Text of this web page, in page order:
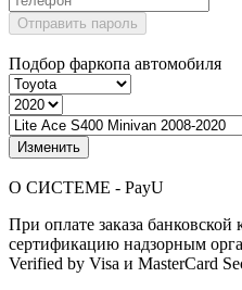
Отправить пароль
Подбор фаркопа автомобиля
Изменить
О СИСТЕМЕ - PayU
При оплате заказа
сертификацию надзорным
Verified by Visa и MasterCard